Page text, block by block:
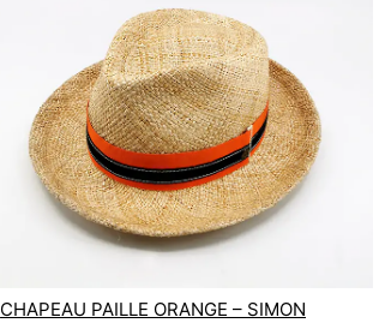
CHAPEAU PAILLE ORANGE – SIMON